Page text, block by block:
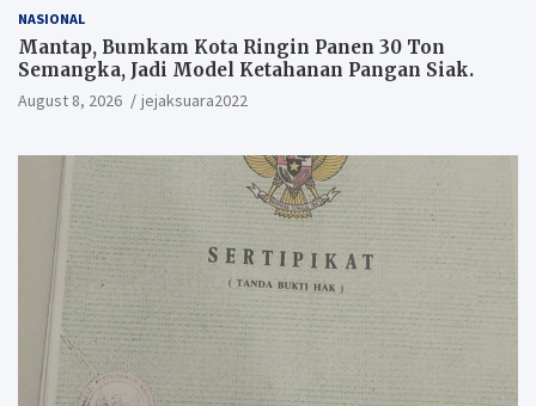
NASIONAL
Mantap, Bumkam Kota Ringin Panen 30 Ton
Semangka, Jadi Model Ketahanan Pangan Siak.
August 8, 2026 jejaksuara2022